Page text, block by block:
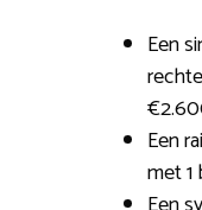
Een
Een
met